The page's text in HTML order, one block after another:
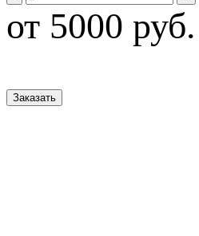
от 5000 руб.
Заказать